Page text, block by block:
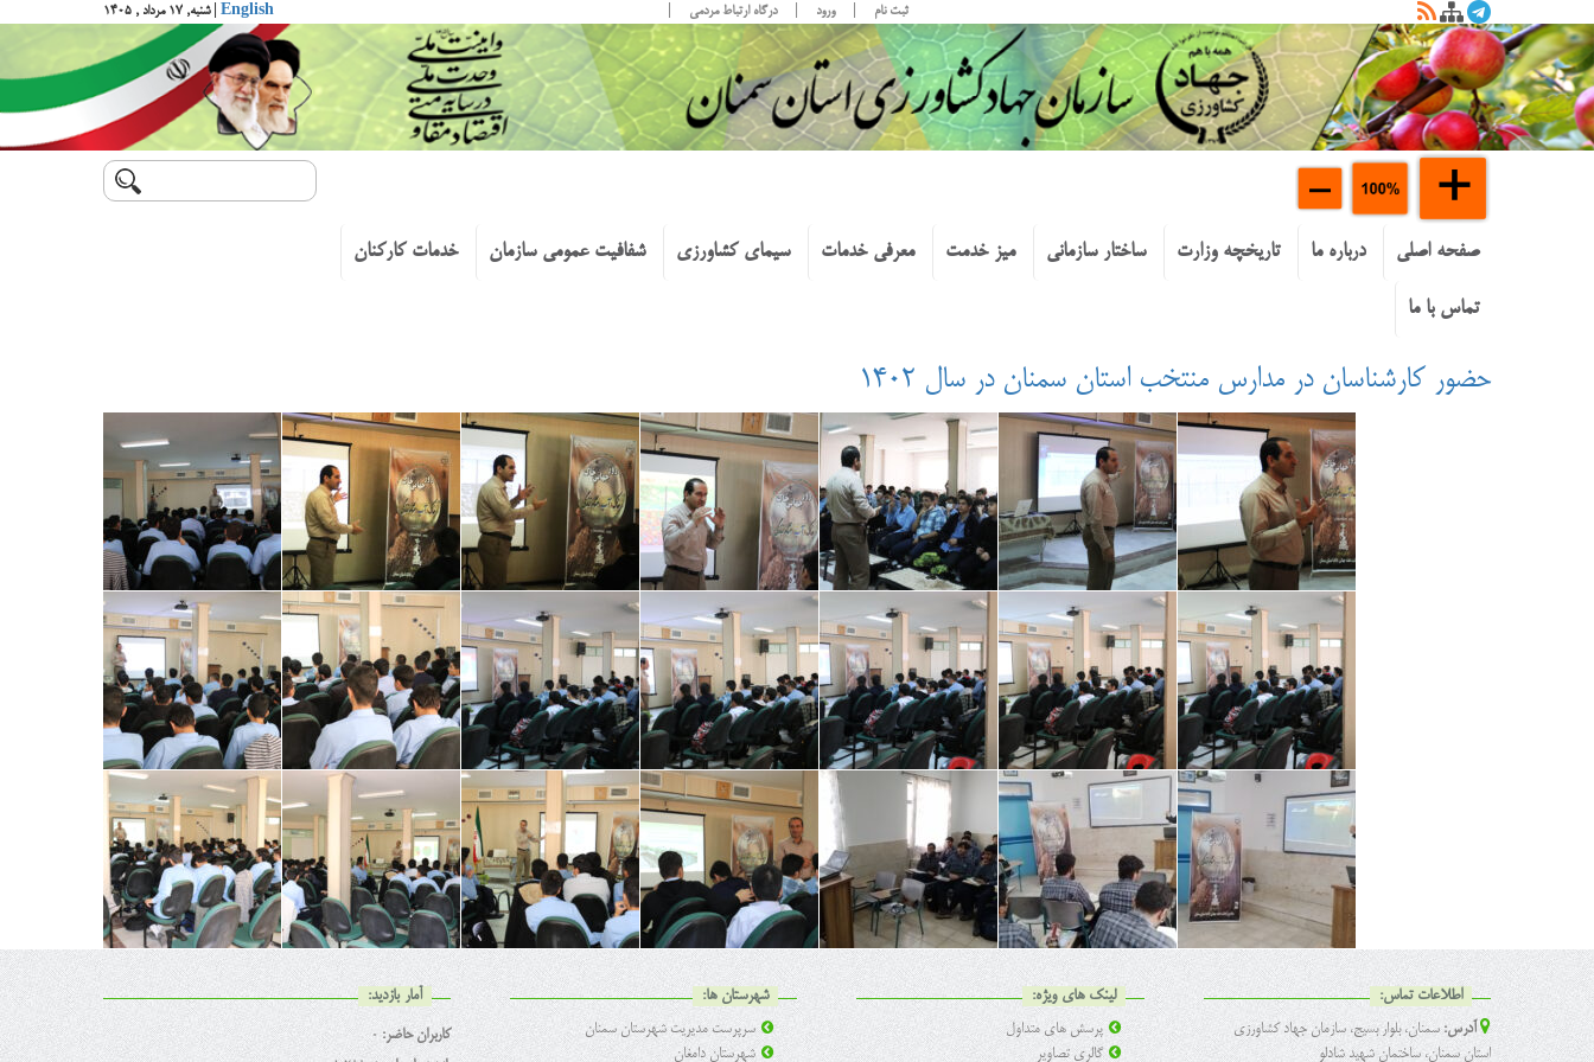
English | شنبه, ۱۷ مرداد , ۱۴۰۵ ثبت نام ورود درگاه ارتباط مردمی
صفحه اصلی درباره ما تاریخچه وزارت ساختار سازمانی میز خدمت معرفی خدمات سیمای کشاورزی شفافیت عمومی سازمان خدمات کارکنان
تماس با ما
حضور کارشناسان در مدارس منتخب استان سمنان در سال ۱۴۰۲
اطلاعات تماس:
آدرس:سمنان، بلوار بسیج، سازمان جهاد کشاورزی
استان سمنان، ساختمان شهید شادلو
آمار بازدید:
کاربران حاضر: 0
شهرستان ها:
سرپرست مدیریت شهرستان سمنان
شهرستان دامغان
لینک های ویژه:
پرسش های متداول
گالری تصاویر